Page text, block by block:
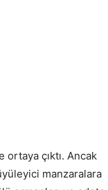
ortaya çıktı. Ancak
manzaralara